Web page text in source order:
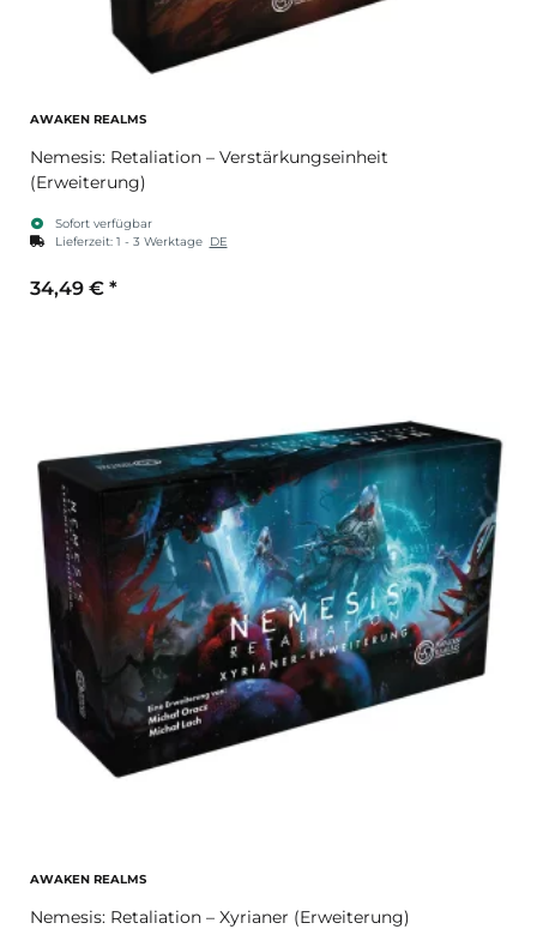
AWAKEN REALMS
Nemesis: Retaliation – Verstärkungseinheit
(Erweiterung)
Sofort verfügbar
Lieferzeit: 1 - 3 Werktage DE
34,49 € *
AWAKEN REALMS
Nemesis: Retaliation – Xyrianer (Erweiterung)